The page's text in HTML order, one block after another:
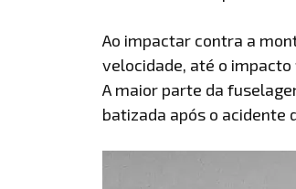
Ao impactar contra a
velocidade, até o
A maior parte da
batizada após o acidente